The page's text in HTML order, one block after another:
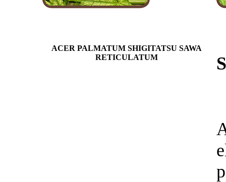
ACER PALMATUM SHIGITATSU SAWA
RETICULATUM